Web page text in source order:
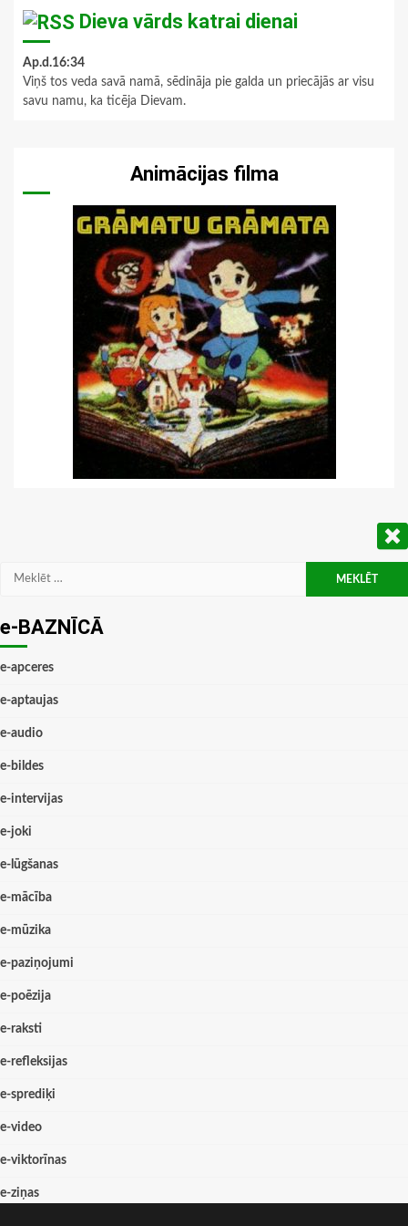
Dieva vārds katrai dienai
Ap.d.16:34
Viņš tos veda savā namā, sēdināja pie galda un priecājās ar visu
savu namu, ka ticēja Dievam.
Animācijas filma
Meklēt:
e-BAZNĪCĀ
e-apceres
e-aptaujas
e-audio
e-bildes
e-intervijas
e-joki
e-lūgšanas
e-mācība
e-mūzika
e-paziņojumi
e-poēzija
e-raksti
e-refleksijas
e-sprediķi
e-video
e-viktorīnas
e-ziņas